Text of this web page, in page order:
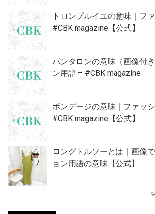
トロンプルイユの意味｜フ
#CBK magazine【公式】
パンタロンの意味（画像付
ン用語 – #CBK magazine
ボンデージの意味｜ファッ
#CBK magazine【公式】
ロングトルソーとは｜画像
ョン用語の意味【公式】